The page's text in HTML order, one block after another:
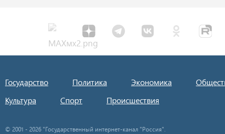
Государство Политика Экономика
Культура
Спорт Происшествия
© 2001 - 2026 "Государственный интернет-канал "Россия".